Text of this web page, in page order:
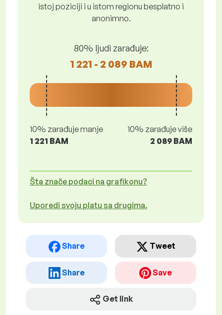
istoj poziciji i u istom regionu besplatno i
anonimno.
80% ljudi zarađuje:
1 221 - 2 089 BAM
10% zarađuje manje
1 221 BAM
10% zarađuje više
2 089 BAM
Šta znače podaci na grafikonu?
Uporedi svoju platu sa drugima.
Share Tweet
Share Save
Get link